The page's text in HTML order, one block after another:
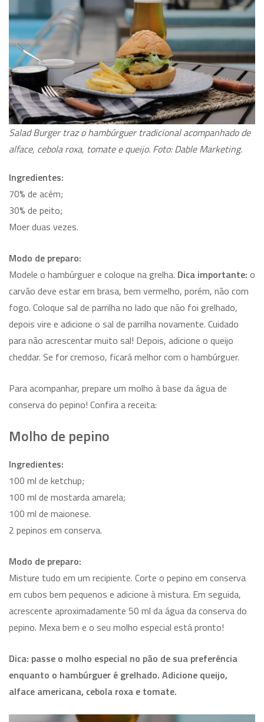
Salad Burger traz o hambúrguer tradicional acompanhado de
alface, cebola roxa, tomate e queijo. Foto: Dable Marketing.
Ingredientes:
70% de acém;
30% de peito;
Moer duas vezes.
Modo de preparo:
Modele o hambúrguer e coloque na grelha. Dica importante: o
carvão deve estar em brasa, bem vermelho, porém, não com
fogo. Coloque sal de parrilha no lado que não foi grelhado,
depois vire e adicione o sal de parrilha novamente. Cuidado
para não acrescentar muito sal! Depois, adicione o queijo
cheddar. Se for cremoso, ficará melhor com o hambúrguer.
Para acompanhar, prepare um molho à base da água de
conserva do pepino! Confira a receita:
Molho de pepino
Ingredientes:
100 ml de ketchup;
100 ml de mostarda amarela;
100 ml de maionese.
2 pepinos em conserva.
Modo de preparo:
Misture tudo em um recipiente. Corte o pepino em conserva
em cubos bem pequenos e adicione à mistura. Em seguida,
acrescente aproximadamente 50 ml da água da conserva do
pepino. Mexa bem e o seu molho especial está pronto!
Dica: passe o molho especial no pão de sua preferência
enquanto o hambúrguer é grelhado. Adicione queijo,
alface americana, cebola roxa e tomate.